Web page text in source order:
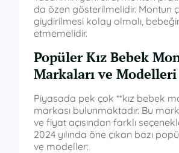
da özen gösterilmelidir. Montun
giydirilmesi kolay olmalı,
etmemelidir.
Popüler Kız Bebek
Markaları ve Modelleri
Piyasada pek çok **kız bebek
markası bulunmaktadır. Bu
ve fiyat açısından farklı
2024 yılında öne çıkan bazı
ve modeller: